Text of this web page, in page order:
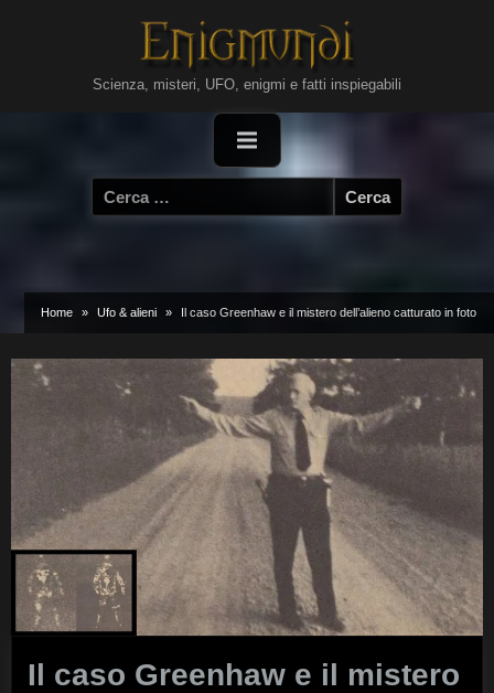
Scienza, misteri, UFO, enigmi e fatti inspiegabili
Ricerca
per:
Home Ufo & alieni Il caso Greenhaw e il mistero dell’alieno catturato in foto
Il caso Greenhaw e il mistero